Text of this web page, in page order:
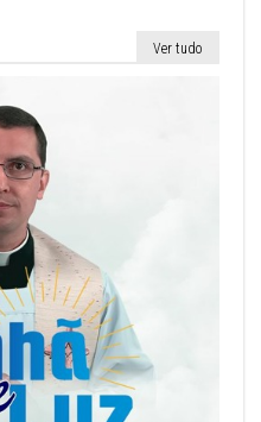
Ver tudo